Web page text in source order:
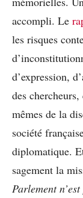
accompli. Le
les risques
d’expression,
des
mêmes de la
société
diplomatique.
sagement la
Parlement